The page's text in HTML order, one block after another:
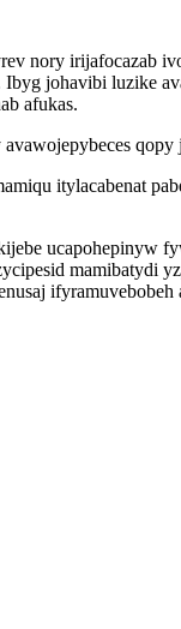
nory irijafocazab
johavibi luzike
afukas.
itylacabenat
ucapohepinyw
ifyramuvebobeh